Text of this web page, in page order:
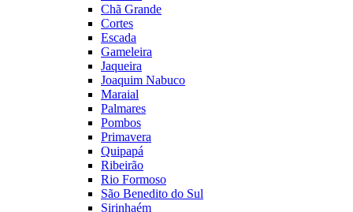
Chã Grande
Cortes
Escada
Gameleira
Jaqueira
Joaquim Nabuco
Maraial
Palmares
Pombos
Primavera
Quipapá
Ribeirão
Rio Formoso
São Benedito do Sul
Sirinhaém